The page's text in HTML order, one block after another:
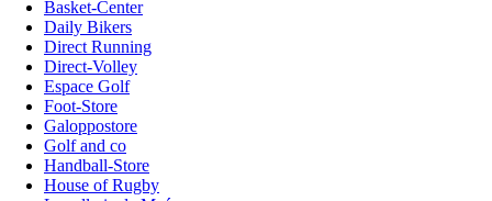
Basket-Center
Daily Bikers
Direct Running
Direct-Volley
Espace Golf
Foot-Store
Galoppostore
Golf and co
Handball-Store
House of Rugby